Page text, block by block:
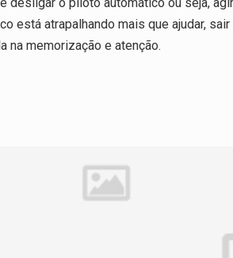
está atrapalhando mais que ajudar,
na memorização e atenção.